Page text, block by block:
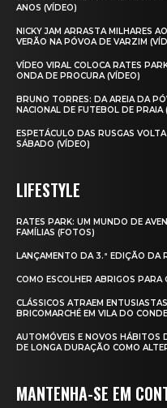
ANOS (VÍDEO)
NICKY JAM ARRASTA MILHARES
VERÃO NA PÓVOA DE VARZIM
VÍDEO VIRAL COLOCA RATES
ONDA DE PROCURA (VÍDEO)
BRUNO TORRES: DA AREIA DA
NACIONAL DE FUTEBOL DE PRAIA
ESPETÁCULO DAS RUSGAS
SÁBADO (VÍDEO)
LIFESTYLE
RATES PARK: UM MUNDO DE
FAMÍLIAS (FOTOS)
LANÇAMENTO DA 3.ª EDIÇÃO DA
COMO ESCOLHER ABRIGOS PARA
CLÁSSICOS ATRAEM
BRICOMARCHÉ EM VILA DO
AUTOMÓVEIS E NOVOS HÁBITOS
DE LONGA DURAÇÃO COMO
MANTENHA-SE EM